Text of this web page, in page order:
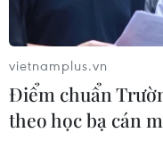
vietnamplus.vn
Điểm chuẩn
theo học bạ cán